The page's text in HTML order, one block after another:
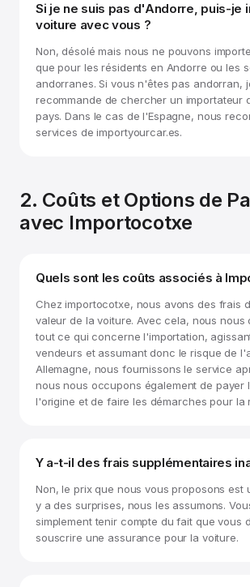
Si je ne suis pas d'Andorre, puis-je
voiture avec vous ?
Non, désolé mais nous ne pouvons
que pour les résidents en Andorre ou les
andorranes. Si vous n'êtes pas andorran,
recommande de chercher un importateur
pays. Dans le cas de l'Espagne, nous
services de importyourcar.es.
2. Coûts et Options de
avec Importocotxe
Quels sont les coûts associés à
Chez importocotxe, nous avons des frais
valeur de la voiture. Avec cela, nous nous
tout ce qui concerne l'importation,
vendeurs et assumant donc le risque de
Allemagne, nous fournissons le service
nous nous occupons également de payer
l'origine et de faire les démarches pour la
Y a-t-il des frais supplémentaires
Non, le prix que nous vous proposons est
y a des surprises, nous les assumons.
simplement tenir compte du fait que vous
souscrire une assurance pour la voiture.